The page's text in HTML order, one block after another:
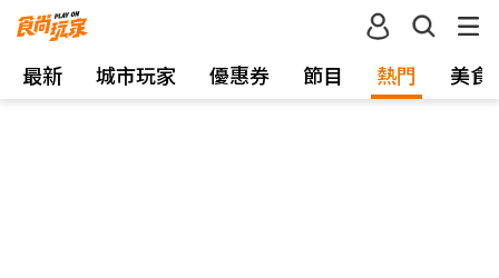
最新 城市玩家 優惠券 節目 熱門 美食